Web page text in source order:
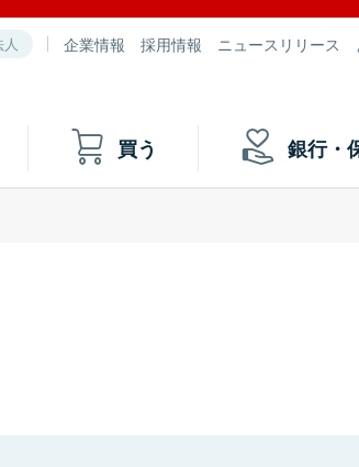
人 企業情報 採用情報 ニュースリリース
買う 銀行・